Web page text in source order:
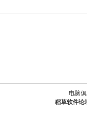
电脑
稻草软件论